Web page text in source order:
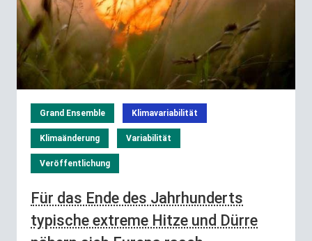
Grand Ensemble Klimavariabilität
Klimaänderung Variabilität
Veröffentlichung
Für das Ende des Jahrhunderts
typische extreme Hitze und Dürre